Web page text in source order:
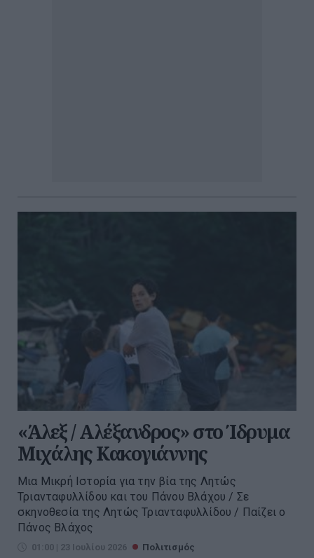
«Άλεξ / Αλέξανδρος» στο Ίδρυμα
Μιχάλης Κακογιάννης
Μια Μικρή Ιστορία για την βία της Λητώς
Τριανταφυλλίδου και του Πάνου Βλάχου / Σε
σκηνοθεσία της Λητώς Τριανταφυλλίδου / Παίζει ο
Πάνος Βλάχος
01:00 | 23 Ιουλίου 2026 Πολιτισμός